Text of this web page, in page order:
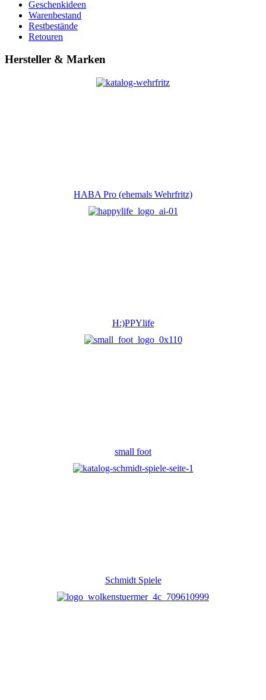
Geschenkideen
Warenbestand
Restbestände
Retouren
Hersteller & Marken
HABA Pro (ehemals Wehrfritz)
H:)PPYlife
small foot
Schmidt Spiele